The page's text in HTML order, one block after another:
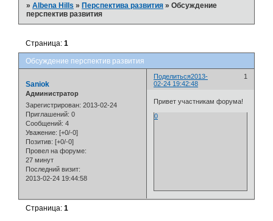
»Albena Hills »Перспектива развития »Обсуждение
перспектив развития
Обсуждение перспектив развития
Страница:1
Поделиться 1
2013-
02-24 19:42:48
Saniok
Администратор
Зарегистрирован: 2013-02-24
Приглашений: 0
Сообщений: 4
Уважение: [+0/-0]
Позитив: [+0/-0]
Провел на форуме:
27 минут
Последний визит:
2013-02-24 19:44:58
Привет участникам форума!
0
Страница:1